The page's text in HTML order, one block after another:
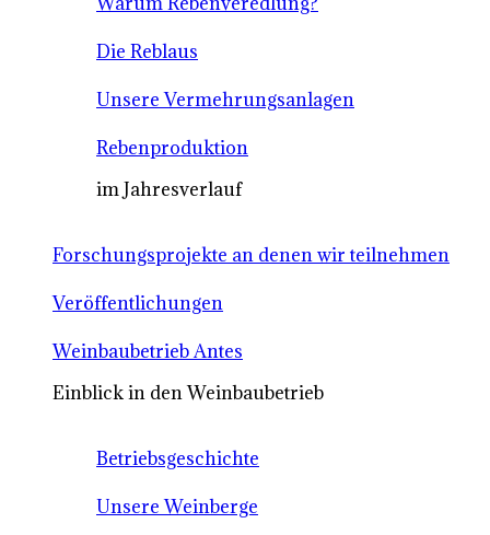
Die Reblaus
Unsere Vermehrungsanlagen
Rebenproduktion
im Jahresverlauf
Forschungsprojekte an denen wir teilnehmen
Veröffentlichungen
Weinbaubetrieb Antes
Einblick in den Weinbaubetrieb
Betriebsgeschichte
Unsere Weinberge